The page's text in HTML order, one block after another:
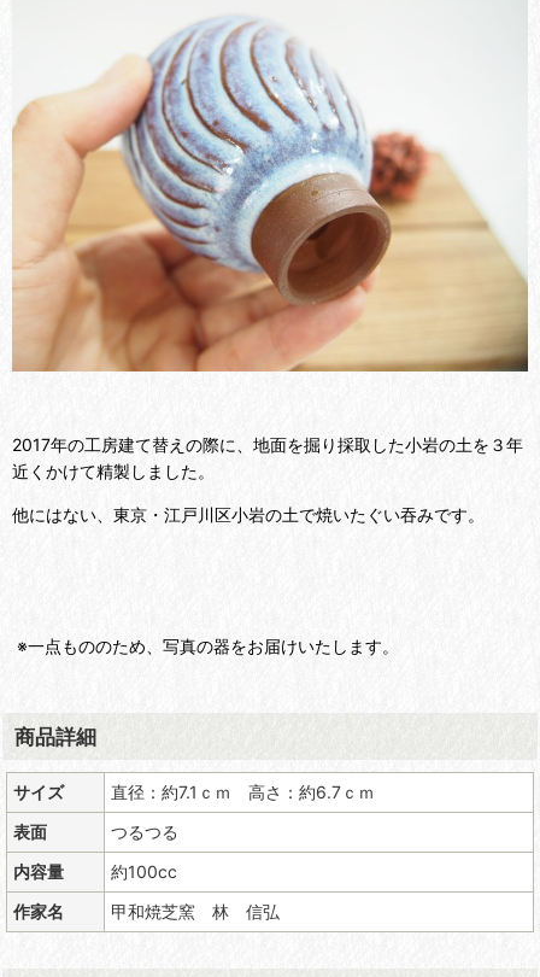
2017年の工房建て替えの際に、地面を掘り採取した小岩の土を３年
近くかけて精製しました。
他にはない、東京・江戸川区小岩の土で焼いたぐい吞みです。
※一点もののため、写真の器をお届けいたします。
商品詳細
サイズ
直径：約7.1ｃｍ 高さ：約6.7ｃｍ
表面
つるつる
内容量
約100cc
作家名
甲和焼芝窯 林 信弘